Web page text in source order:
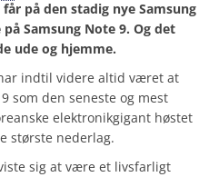
på den stadig nye Samsung
Samsung Note 9. Og det
ude og hjemme.
indtil videre altid været at
som den seneste og mest
elektronikgigant høstet
største nederlag.
sig at være et livsfarligt